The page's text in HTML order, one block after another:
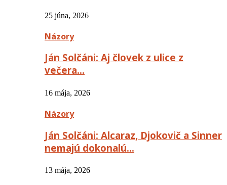
25 júna, 2026
Názory
Ján Solčáni: Aj človek z ulice z
večera…
16 mája, 2026
Názory
Ján Solčáni: Alcaraz, Djokovič a Sinner
nemajú dokonalú…
13 mája, 2026